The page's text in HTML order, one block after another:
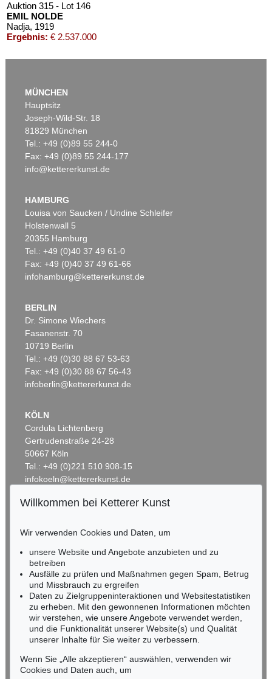
Auktion 315 - Lot 146
EMIL NOLDE
Nadja, 1919
Ergebnis: € 2.537.000
Auktion 479 - Lot 822
Ergebnis:€ 1.645.000
Auktion 530 - Lot 81
EMIL NOLDE
Rittersporn und Silberpappeln , 1929
Ergebnis:€ 1.165.000
Auktion 535 - Lot 44
Ergebnis:€ 985.000
Auktion 560 - Lot 32
MÜNCHEN
Hauptsitz
Joseph-Wild-Str. 18
81829 München
Tel.: +49 (0)89 55 244-0
Fax: +49 (0)89 55 244-177
info@kettererkunst.de
HAMBURG
Louisa von Saucken / Undine Schleifer
Holstenwall 5
20355 Hamburg
Tel.: +49 (0)40 37 49 61-0
Fax: +49 (0)40 37 49 61-66
infohamburg@kettererkunst.de
BERLIN
Dr. Simone Wiechers
Fasanenstr. 70
10719 Berlin
Tel.: +49 (0)30 88 67 53-63
Fax: +49 (0)30 88 67 56-43
infoberlin@kettererkunst.de
KÖLN
Cordula Lichtenberg
Gertrudenstraße 24-28
50667 Köln
Tel.: +49 (0)221 510 908-15
infokoeln@kettererkunst.de
RHEINLAND-PFALZ
Miriam Heß
Tel.: +49 (0)62 21 58 80-038
Fax: +49 (0)62 21 58 80-595
infoheidelberg@kettererkunst.de
NORDDEUTSCHLAND
Nico Kassel, M.A.
Tel.: +49 (0)89 55244-164
Mobil: +49 (0)171 8618661
n.kassel@kettererkunst.de
Willkommen bei Ketterer Kunst
Wir verwenden Cookies und Daten, um
unsere Website und Angebote anzubieten und zu
betreiben
Ausfälle zu prüfen und Maßnahmen gegen Spam, Betrug
und Missbrauch zu ergreifen
Daten zu Zielgruppeninteraktionen und Websitestatistiken
zu erheben. Mit den gewonnenen Informationen möchten
wir verstehen, wie unsere Angebote verwendet werden,
und die Funktionalität unserer Website(s) und Qualität
unserer Inhalte für Sie weiter zu verbessern.
Wenn Sie „Alle akzeptieren“ auswählen, verwenden wir
Cookies und Daten auch, um